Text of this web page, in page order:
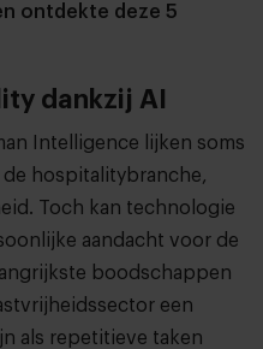
ontdekte deze 5
dankzij AI
Intelligence lijken soms
hospitalitybranche,
Toch kan technologie
aandacht voor de
boodschappen
een
als repetitieve taken